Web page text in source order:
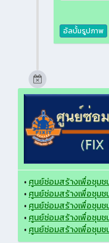
อัลบั้มรูปภาพ
• ศูนย์ซ่อมสร้างเพื่อชุมช
• ศูนย์ซ่อมสร้างเพื่อชุมช
• ศูนย์ซ่อมสร้างเพื่อชุมช
• ศูนย์ซ่อมสร้างเพื่อชุมช
• ศูนย์ซ่อมสร้างเพื่อชุมช